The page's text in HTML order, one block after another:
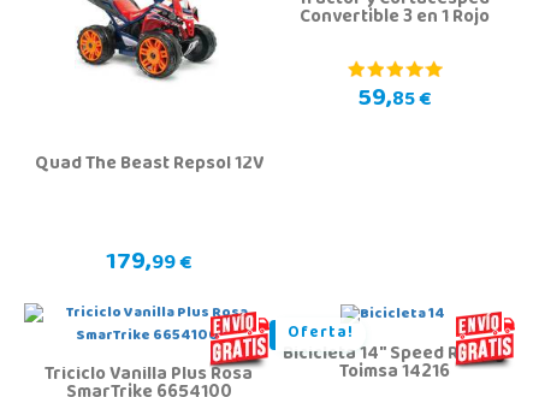
Quad The Beast Repsol 12V
179,99 €
Convertible 3 en 1 Rojo
59,85 €
Triciclo Vanilla Plus Rosa
Oferta!
Bicicleta 14" Speed Racing
Toimsa 14216